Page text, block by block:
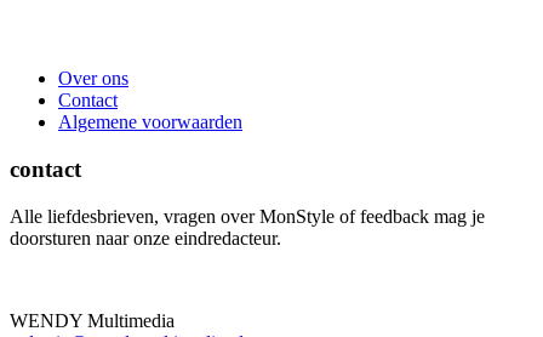
Over ons
Contact
Algemene voorwaarden
contact
Alle liefdesbrieven, vragen over MonStyle of feedback mag je
doorsturen naar onze eindredacteur.
WENDY Multimedia